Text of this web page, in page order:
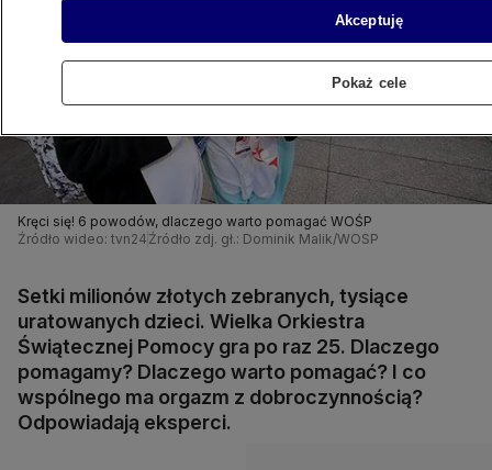
Kręci się! 6 powodów, dlaczego warto pomagać WOŚP
Źródło wideo: tvn24 Źródło zdj. gł.: Dominik Malik/WOSP
Setki milionów złotych zebranych, tysiące
uratowanych dzieci. Wielka Orkiestra
Świątecznej Pomocy gra po raz 25. Dlaczego
pomagamy? Dlaczego warto pomagać? I co
wspólnego ma orgazm z dobroczynnością?
Odpowiadają eksperci.
Akceptuję
Pokaż cele